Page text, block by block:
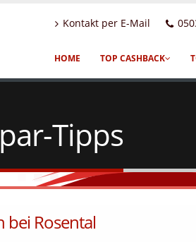
Kontakt per E-Mail
HOME TOP CASHBACK
Tipps
bei Rosental